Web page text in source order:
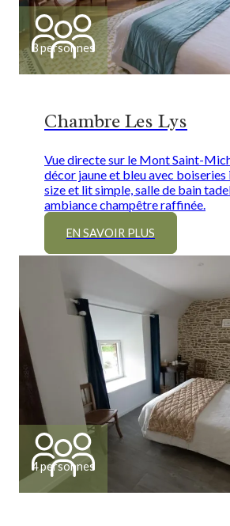
3 personnes
Chambre Les Lys
Vue directe sur le Mont Saint-
décor jaune et bleu avec boiseries
size et lit simple, salle de bain
ambiance champêtre raffinée.
EN SAVOIR PLUS
4 personnes